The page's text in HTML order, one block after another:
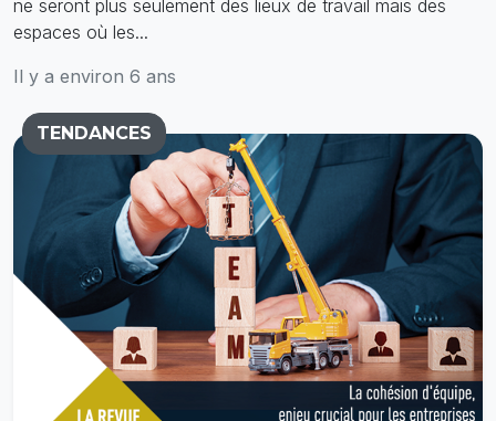
ne seront plus seulement des lieux de travail mais des
espaces où les...
Il y a environ 6 ans
TENDANCES